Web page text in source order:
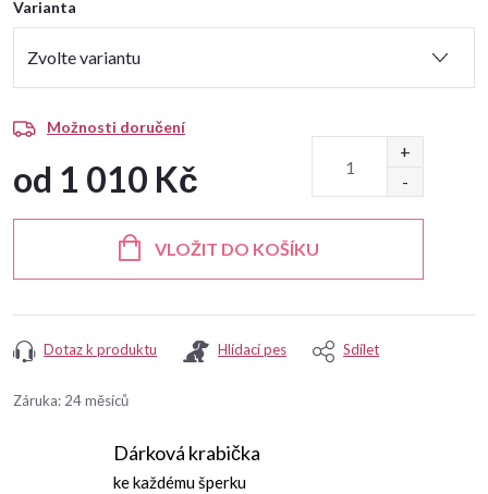
Varianta
Možnosti doručení
od 1 010 Kč
VLOŽIT DO KOŠÍKU
Dotaz k produktu Hlídací pes Sdílet
Záruka: 24 měsíců
Dárková krabička
ke každému šperku